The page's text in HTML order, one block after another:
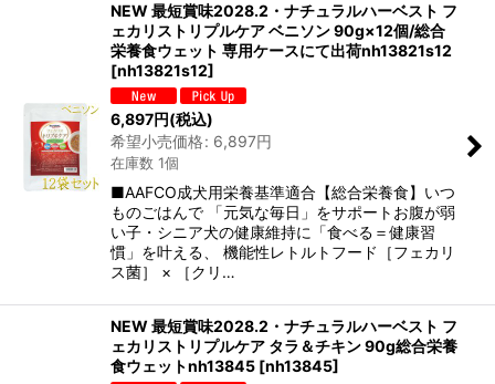
NEW 最短賞味2028.2・ナチュラルハーベスト フ
ェカリストリプルケア ベニソン 90g×12個/総合
栄養食ウェット 専用ケースにて出荷nh13821s12
[nh13821s12]
6,897円(税込)
希望小売価格: 6,897円
在庫数 1個
■AAFCO成犬用栄養基準適合【総合栄養食】いつ
ものごはんで 「元気な毎日」をサポートお腹が弱
い子・シニア犬の健康維持に「食べる＝健康習
慣」を叶える、 機能性レトルトフード［フェカリ
ス菌］ × ［クリ…
NEW 最短賞味2028.2・ナチュラルハーベスト フ
ェカリストリプルケア タラ＆チキン 90g総合栄養
食ウェットnh13845 [nh13845]